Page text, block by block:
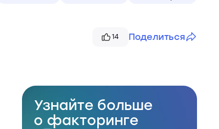
14 Поделиться
VK
Скопировать
Узнайте больше
о факторинге